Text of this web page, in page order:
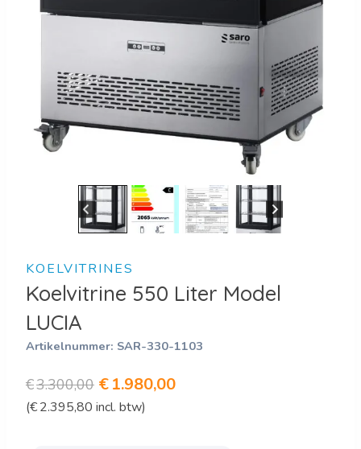
KOELVITRINES
Koelvitrine 550 Liter Model
LUCIA
Artikelnummer: SAR-330-1103
€3.300,00 Oorspronkelijke
prijs
€1.980,00Huidige
(€2.395,80 incl. btw)